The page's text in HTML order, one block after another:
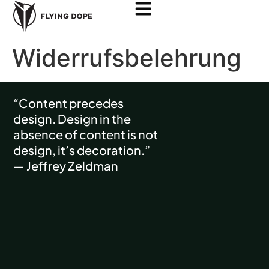
Widerrufsbelehrung
“Content precedes
design. Design in the
absence of content is not
design, it’s decoration.”
— Jeffrey Zeldman